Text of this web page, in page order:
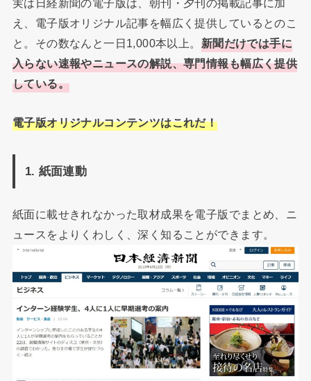
実は日経新聞の電子版は、朝刊・夕刊の掲載記事に加
え、電子版オリジナル記事を幅広く提供しているとのこ
と。その数なんと一日1,000本以上。 新聞だけでは手に
入らない速報やニュースの解説、専門情報も幅広く提供
している。
電子版オリジナルコンテンツはこれだ！
1. 紙面連動
紙面に載せきれなかった取材成果を電子版でまとめ、ニ
ュースをよりくわしく、深く知ることができます。